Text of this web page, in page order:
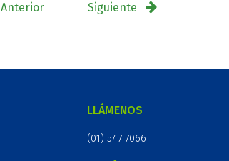
Anterior Siguiente
LLÁMENOS
(01) 547 7066